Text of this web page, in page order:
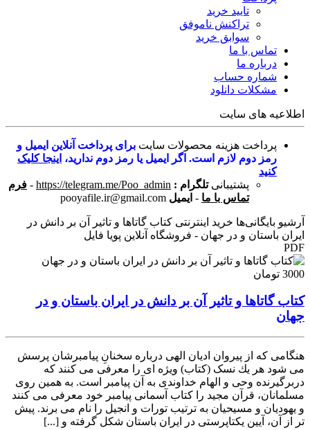
تایید خرید
تراکنش ناموفق
سوابق خرید
تماس با ما
درباره ما
شماره حساب
مشکلات دانلود
اطلاعیه های سایت
پرداخت هزینه محصولات سایت برای پرداخت آنلاین ایمیل و
رمز دوم لازم است. اگر ایمیل یا رمز دوم ندارید، اینجا کلیک
کنید
پشتیبانی تلگرام : https://telegram.me/Poo_admin
- فرم
تماس با ما - ایمیل pooyafile.ir@gmail.com
آرشیو بایگانی‌ها خرید اینترنتی کتاب گاتاها و تاثیر آن بر دانش در
ایران باستان و در جهان - فروشگاه آنلاین پویا فایل
PDF
3000 تومان
کتاب گاتاها و تاثیر آن بر دانش در ایران باستان و در
جهان
هنگامی كه از پیروان ادیان الهی درباره سخنانِ پیامبرشان پرسش
می شود هر یك نسک (كتاب) ویژه ای را معرفی می كنند كه
دربرگیرنده وحی و الهام خداوندی به آن پیامبر است. به همین روی
مسلمانان، قرآن مجید را كتاب آسمانی پیامبر خود معرفی می كنند
و یهودیان و مسیحیان به ترتیب تورات و انجیل را نام می برند. پیش
تر از آن، آیین یكتاپرستی در ایران باستان شكل گرفته و [...]